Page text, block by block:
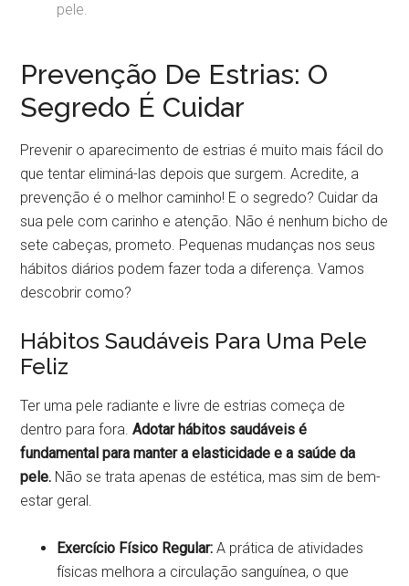
pele.
Prevenção De Estrias: O
Segredo É Cuidar
Prevenir o aparecimento de estrias é muito mais fácil do
que tentar eliminá-las depois que surgem. Acredite, a
prevenção é o melhor caminho! E o segredo? Cuidar da
sua pele com carinho e atenção. Não é nenhum bicho de
sete cabeças, prometo. Pequenas mudanças nos seus
hábitos diários podem fazer toda a diferença. Vamos
descobrir como?
Hábitos Saudáveis Para Uma Pele
Feliz
Ter uma pele radiante e livre de estrias começa de
dentro para fora.Adotar hábitos saudáveis é
fundamental para manter a elasticidade e a saúde da
pele. Não se trata apenas de estética, mas sim de bem-
estar geral.
Exercício Físico Regular: A prática de atividades
físicas melhora a circulação sanguínea, o que